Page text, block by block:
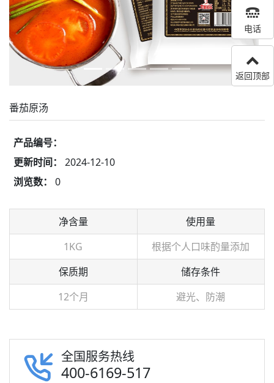
番茄原汤
产品编号：
更新时间：
2024-12-10
浏览数：
0
净含量
1KG
使用量
根据个人口味酌量添加
保质期
12个月
储存条件
避光、防潮
全国服务热线
400-6169-517
电话
返回顶部